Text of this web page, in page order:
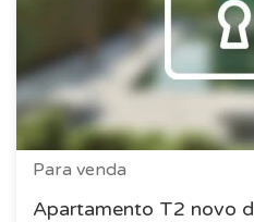
Para venda
Apartamento T2 novo